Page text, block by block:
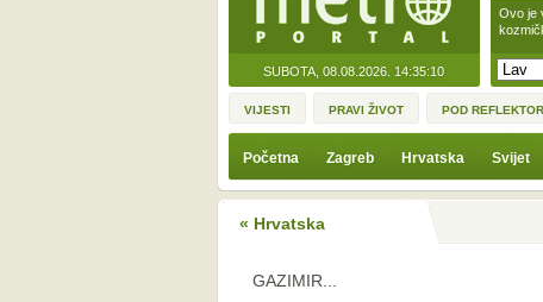
SUBOTA, 08.08.2026. 14:35:10
Ovo je
VIJESTI PRAVI ŽIVOT POD
Početna Zagreb Hrvatska Svijet
« Hrvatska
GAZIMIR...